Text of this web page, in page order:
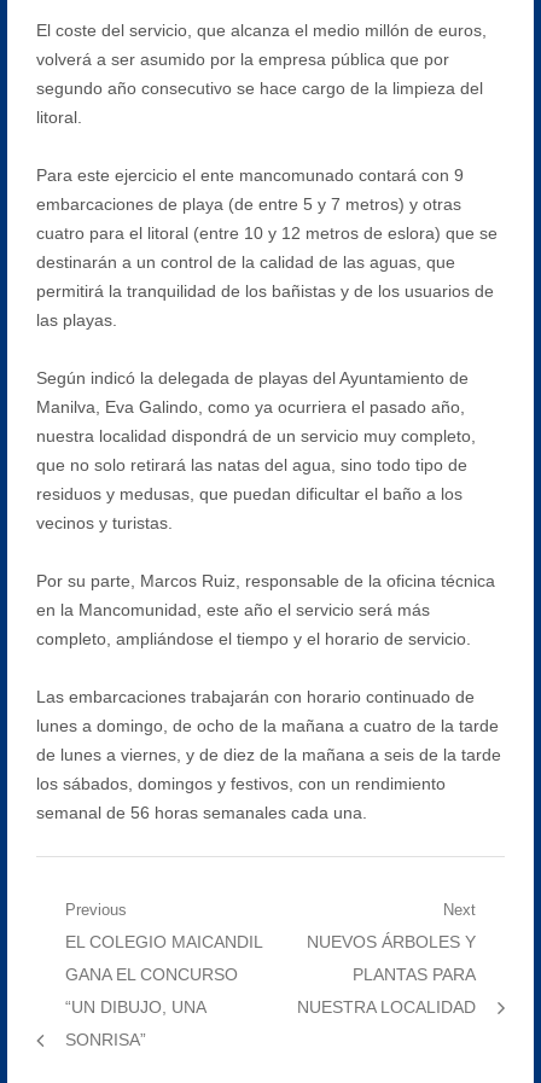
El coste del servicio, que alcanza el medio millón de euros,
volverá a ser asumido por la empresa pública que por
segundo año consecutivo se hace cargo de la limpieza del
litoral.
Para este ejercicio el ente mancomunado contará con 9
embarcaciones de playa (de entre 5 y 7 metros) y otras
cuatro para el litoral (entre 10 y 12 metros de eslora) que se
destinarán a un control de la calidad de las aguas, que
permitirá la tranquilidad de los bañistas y de los usuarios de
las playas.
Según indicó la delegada de playas del Ayuntamiento de
Manilva, Eva Galindo, como ya ocurriera el pasado año,
nuestra localidad dispondrá de un servicio muy completo,
que no solo retirará las natas del agua, sino todo tipo de
residuos y medusas, que puedan dificultar el baño a los
vecinos y turistas.
Por su parte, Marcos Ruiz, responsable de la oficina técnica
en la Mancomunidad, este año el servicio será más
completo, ampliándose el tiempo y el horario de servicio.
Las embarcaciones trabajarán con horario continuado de
lunes a domingo, de ocho de la mañana a cuatro de la tarde
de lunes a viernes, y de diez de la mañana a seis de la tarde
los sábados, domingos y festivos, con un rendimiento
semanal de 56 horas semanales cada una.
Navegación
entradas
Previous
Previous
post:
EL COLEGIO MAICANDIL
GANA EL CONCURSO
“UN DIBUJO, UNA
SONRISA”
Next
Next
NUEVOS ÁRBOLES Y
PLANTAS PARA
NUESTRA LOCALIDAD